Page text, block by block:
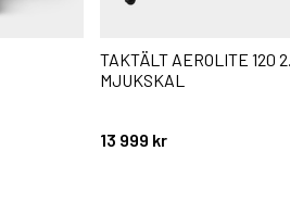
TAKTÄLT AEROLITE 120
MJUKSKAL
13 999 kr